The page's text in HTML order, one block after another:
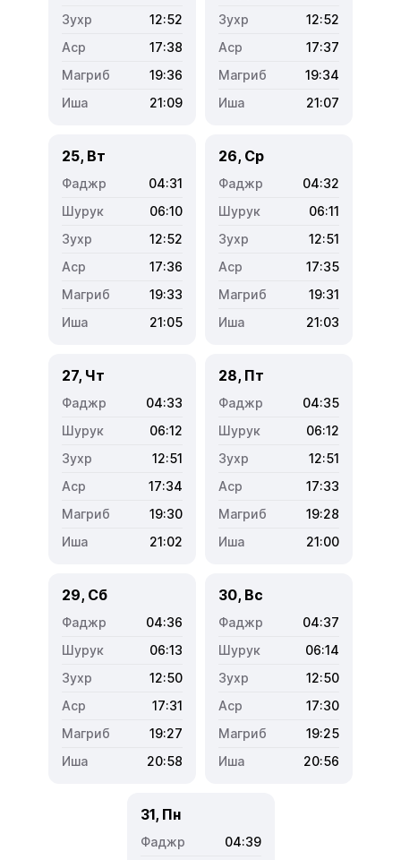
12:52
17:38
19:36
21:09
12:52
17:37
19:34
21:07
25, Вт
04:31
06:10
12:52
17:36
19:33
21:05
26, Ср
04:32
06:11
12:51
17:35
19:31
21:03
27, Чт
04:33
06:12
12:51
17:34
19:30
21:02
28, Пт
04:35
06:12
12:51
17:33
19:28
21:00
29, Сб
04:36
06:13
12:50
17:31
19:27
20:58
30, Вс
04:37
06:14
12:50
17:30
19:25
20:56
31, Пн
04:39